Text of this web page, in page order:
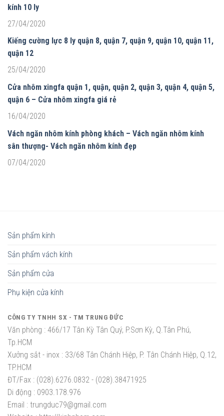
kính 10 ly
27/04/2020
Kiếng cường lực 8 ly quận 8, quận 7, quận 9, quận 10, quận 11,
quận 12
25/04/2020
Cửa nhôm xingfa quận 1, quận, quận 2, quận 3, quận 4, quận 5,
quận 6 – Cửa nhôm xingfa giá rẻ
16/04/2020
Vách ngăn nhôm kính phòng khách – Vách ngăn nhôm kính
sân thượng- Vách ngăn nhôm kính đẹp
07/04/2020
Sản phẩm kính
Sản phẩm vách kính
Sản phẩm cửa
Phụ kiện cửa kính
CÔNG TY TNHH SX - TM TRUNG ĐỨC
Văn phòng : 466/17 Tân Kỳ Tân Quý, P.Sơn Kỳ, Q.Tân Phú,
Tp.HCM
Xưởng sắt - inox : 33/68 Tân Chánh Hiệp, P. Tân Chánh Hiệp, Q.12,
TP.HCM
ĐT/Fax : (028).6276.0832 - (028).38471925
Di động : 0903.178.976
Email : trungduc79@gmail.com